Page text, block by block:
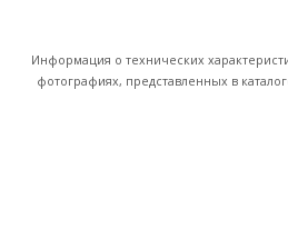
Информация о технических
фотографиях, представленных в